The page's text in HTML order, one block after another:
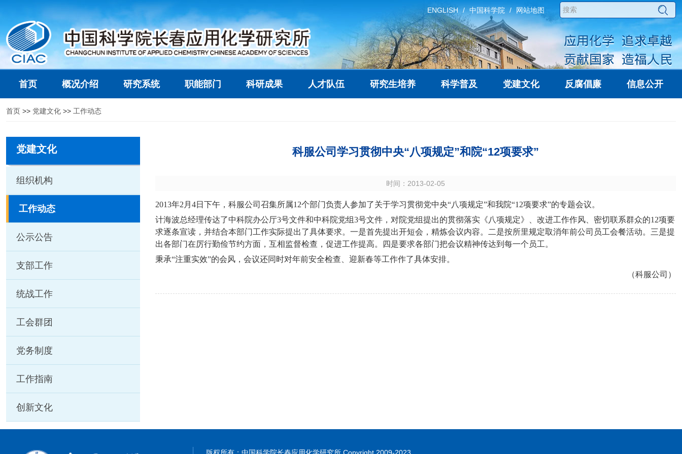
ENGLISH 中国科学院 网站地图
首页 概况介绍 研究系统 职能部门 科研成果 人才队伍 研究生培养 科学普及 党建文化 反腐倡廉 信息公开
首页 >> 党建文化 >> 工作动态
党建文化
组织机构
工作动态
公示公告
支部工作
统战工作
工会群团
党务制度
工作指南
创新文化
科服公司学习贯彻中央“八项规定”和院“12项要求”
时间：2013-02-05
2013年2月4日下午，科服公司召集所属12个部门负责人参加了关于学习贯彻党中央“八项规定”和我院“12项要求”的专题会议。
计海波总经理传达了中科院办公厅3号文件和中科院党组3号文件，对院党组提出的贯彻落实《八项规定》、改进工作作风、密切联系群众的12项要
求逐条宣读，并结合本部门工作实际提出了具体要求。一是首先提出开短会，精炼会议内容。二是按所里规定取消年前公司员工会餐活动。三是提
出各部门在厉行勤俭节约方面，互相监督检查，促进工作提高。四是要求各部门把会议精神传达到每一个员工。
秉承“注重实效”的会风，会议还同时对年前安全检查、迎新春等工作作了具体安排。
（科服公司）